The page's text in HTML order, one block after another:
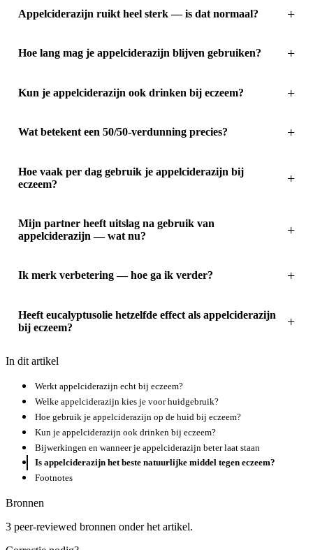
Appelciderazijn ruikt heel sterk — is dat normaal?
Hoe lang mag je appelciderazijn blijven gebruiken?
Kun je appelciderazijn ook drinken bij eczeem?
Wat betekent een 50/50-verdunning precies?
Hoe vaak per dag gebruik je appelciderazijn bij
eczeem?
Mijn partner heeft uitslag na gebruik van
appelciderazijn — wat nu?
Ik merk verbetering — hoe ga ik verder?
Heeft eucalyptusolie hetzelfde effect als appelciderazijn
bij eczeem?
In dit artikel
Werkt appelciderazijn echt bij eczeem?
Welke appelciderazijn kies je voor huidgebruik?
Hoe gebruik je appelciderazijn op de huid bij eczeem?
Kun je appelciderazijn ook drinken bij eczeem?
Bijwerkingen en wanneer je appelciderazijn beter laat staan
Is appelciderazijn het beste natuurlijke middel tegen eczeem?
Footnotes
Bronnen
3 peer-reviewed bronnen onder het artikel.